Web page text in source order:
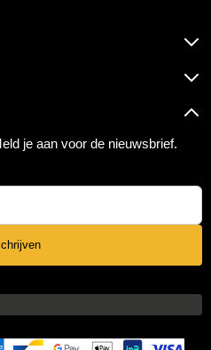
je aan voor de nieuwsbrief.